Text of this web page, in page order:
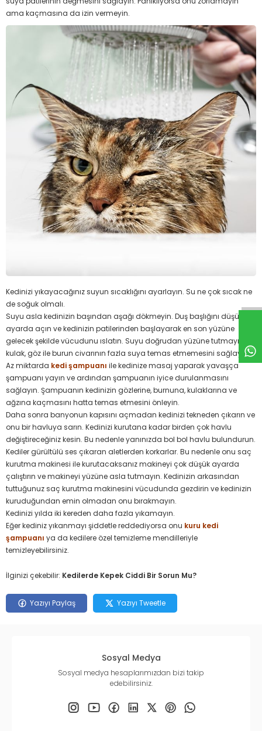
ama kaçmasına da izin vermeyin.
Kedinizi yıkayacağınız suyun sıcaklığını ayarlayın. Su ne çok sıcak ne
de soğuk olmalı.
Suyu asla kedinizin başından aşağı dökmeyin. Duş başlığını düşük
ayarda açın ve kedinizin patilerinden başlayarak en son yüzüne
gelecek şekilde vücudunu ıslatın. Suyu doğrudan yüzüne tutmayın ve
kulak, göz ile burun civarının fazla suya temas etmemesini sağlayın.
Az miktarda kedi şampuanı ile kedinize masaj yaparak yavaşça
şampuanı yayın ve ardından şampuanın iyice durulanmasını
sağlayın. Şampuanın kedinizin gözlerine, burnuna, kulaklarına ve
ağzına kaçmasını hatta temas etmesini önleyin.
Daha sonra banyonun kapısını açmadan kedinizi tekneden çıkarın ve
onu bir havluya sarın. Kedinizi kurutana kadar birden çok havlu
değiştireceğiniz kesin. Bu nedenle yanınızda bol bol havlu bulundurun.
Kediler gürültülü ses çıkaran aletlerden korkarlar. Bu nedenle onu saç
kurutma makinesi ile kurutacaksanız makineyi çok düşük ayarda
çalıştırın ve makineyi yüzüne asla tutmayın. Kedinizin arkasından
tuttuğunuz saç kurutma makinesini vücudunda gezdirin ve kedinizin
kuruduğundan emin olmadan onu bırakmayın.
Kedinizi yılda iki kereden daha fazla yıkamayın.
Eğer kediniz yıkanmayı şiddetle reddediyorsa onu kuru kedi
şampuanı ya da kedilere özel temizleme mendilleriyle
temizleyebilirsiniz.
İlginizi çekebilir: Kedilerde Kepek Ciddi Bir Sorun Mu?
Yazıyı Paylaş Yazıyı Tweetle
Sosyal Medya
Sosyal medya hesaplarımızdan bizi takip
edebilirsiniz.